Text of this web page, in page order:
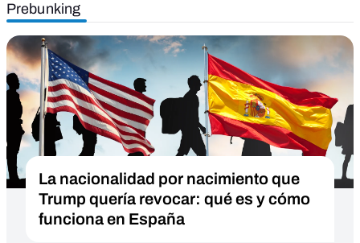
Prebunking
La nacionalidad por nacimiento que
Trump quería revocar: qué es y cómo
funciona en España